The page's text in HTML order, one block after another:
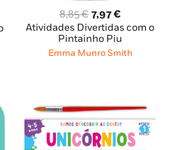
8,85€ O
preço
original
era:
7,97€O
preço
atual
é:
Atividades Divertidas com o
Pintainho Piu
Emma Munro Smith